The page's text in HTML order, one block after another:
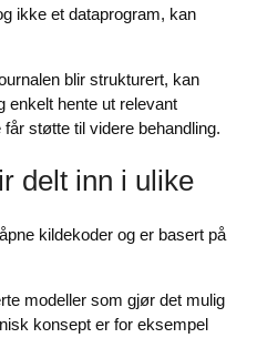
ikke et dataprogram, kan
blir strukturert, kan
enkelt hente ut relevant
støtte til videre behandling.
delt inn i ulike
kildekoder og er basert på
modeller som gjør det mulig
konsept er for eksempel